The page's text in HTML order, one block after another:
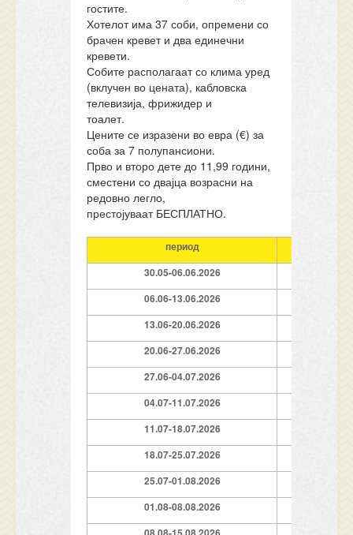
гостите.
Хотелот има 37 соби, опремени со
брачен кревет и два единечни
кревети.
Собите располагаат со клима уред
(вклучен во цената), кабловска
телевизија, фрижидер и
тоалет.
Цените се изразени во евра (€) за
соба за 7 полупансиони.
Прво и второ дете до 11,99 години,
сместени со двајца возрасни на
редовно легло,
престојуваат БЕСПЛАТНО.
период
30.05-06.06.2026
06.06-13.06.2026
13.06-20.06.2026
20.06-27.06.2026
27.06-04.07.2026
04.07-11.07.2026
11.07-18.07.2026
18.07-25.07.2026
25.07-01.08.2026
01.08-08.08.2026